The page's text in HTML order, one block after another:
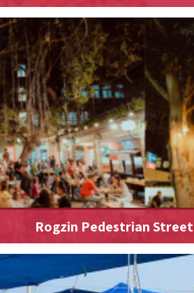
Rogzin Pedestrian Street